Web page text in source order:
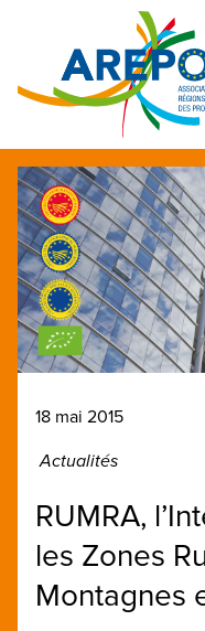
18 mai 2015
Actualités
RUMRA,
les Zones
Montagnes